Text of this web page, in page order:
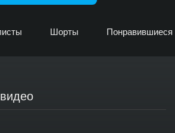
Шорты Понравившиеся